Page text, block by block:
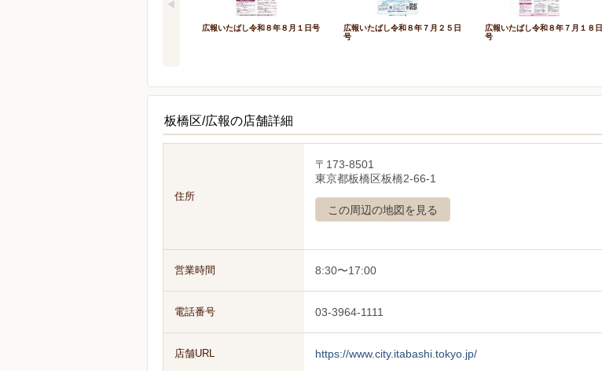
広報いたばし令和８年８月１日号
広報いたばし令和８年７月２５日
号
広報いたばし令和８年７月１８日
号
板橋区/広報の店舗詳細
住所
〒173-8501
東京都板橋区板橋2-66-1
この周辺の地図を見る
営業時間 8:30〜17:00
電話番号 03-3964-1111
店舗URL https://www.city.itabashi.tokyo.jp/